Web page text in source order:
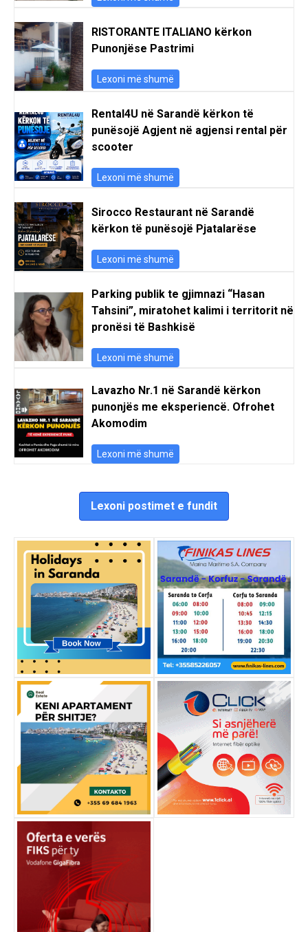
RISTORANTE ITALIANO kërkon
Punonjëse Pastrimi
Lexoni më shumë
Rental4U në Sarandë kërkon të
punësojë Agjent në agjensi rental për
scooter
Lexoni më shumë
Sirocco Restaurant në Sarandë
kërkon të punësojë Pjatalarëse
Lexoni më shumë
Parking publik te gjimnazi “Hasan
Tahsini”, miratohet kalimi i territorit në
pronësi të Bashkisë
Lexoni më shumë
Lavazho Nr.1 në Sarandë kërkon
punonjës me eksperiencë. Ofrohet
Akomodim
Lexoni më shumë
Lexoni postimet e fundit